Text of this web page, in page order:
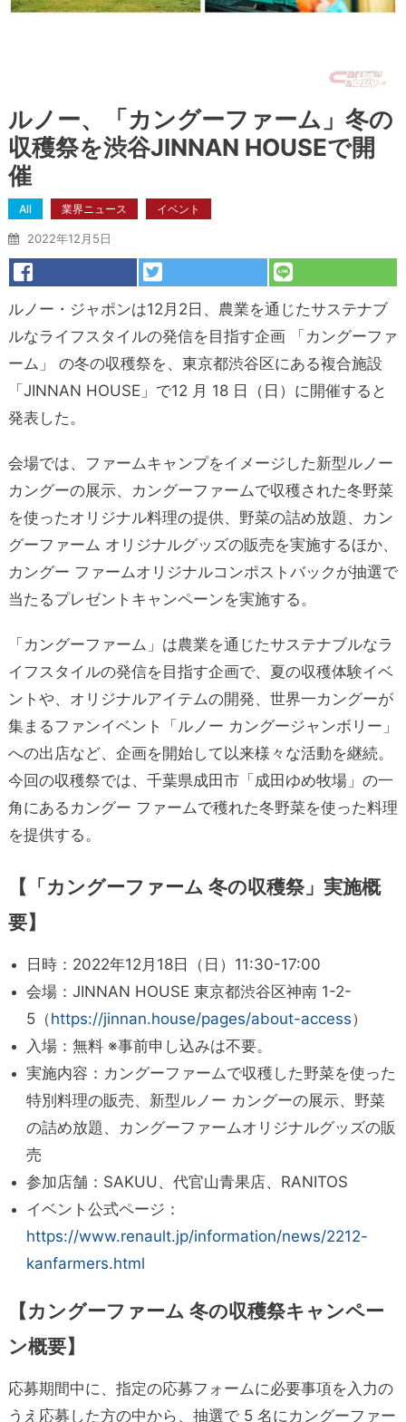
ルノー、「カングーファーム」冬の
収穫祭を渋谷JINNAN HOUSEで開
催
All 業界ニュース イベント
2022年12月5日
ルノー・ジャポンは12月2日、農業を通じたサステナブ
ルなライフスタイルの発信を目指す企画 「カングーファ
ーム」 の冬の収穫祭を、東京都渋谷区にある複合施設
「JINNAN HOUSE」で12 月 18 日（日）に開催すると
発表した。
会場では、ファームキャンプをイメージした新型ルノー
カングーの展示、カングーファームで収穫された冬野菜
を使ったオリジナル料理の提供、野菜の詰め放題、カン
グーファーム オリジナルグッズの販売を実施するほか、
カングー ファームオリジナルコンポストバックが抽選で
当たるプレゼントキャンペーンを実施する。
「カングーファーム」は農業を通じたサステナブルなラ
イフスタイルの発信を目指す企画で、夏の収穫体験イベ
ントや、オリジナルアイテムの開発、世界一カングーが
集まるファンイベント「ルノー カングージャンボリー」
への出店など、企画を開始して以来様々な活動を継続。
今回の収穫祭では、千葉県成田市「成田ゆめ牧場」の一
角にあるカングー ファームで穫れた冬野菜を使った料理
を提供する。
【「カングーファーム 冬の収穫祭」実施概
要】
日時：2022年12月18日（日）11:30-17:00
会場：JINNAN HOUSE 東京都渋谷区神南 1-2-
5（https://jinnan.house/pages/about-access）
入場：無料 ※事前申し込みは不要。
実施内容：カングーファームで収穫した野菜を使った
特別料理の販売、新型ルノー カングーの展示、野菜
の詰め放題、カングーファームオリジナルグッズの販
売
参加店舗：SAKUU、代官山青果店、RANITOS
イベント公式ページ：
https://www.renault.jp/information/news/2212-
kanfarmers.html
【カングーファーム 冬の収穫祭キャンペー
ン概要】
応募期間中に、指定の応募フォームに必要事項を入力の
うえ応募した方の中から、抽選で 5 名にカングーファー